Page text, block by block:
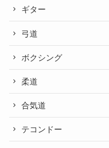
ギター
弓道
ボクシング
柔道
合気道
テコンドー